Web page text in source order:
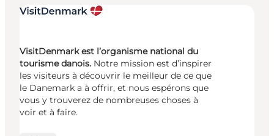
VisitDenmark est l’organisme national du
tourisme danois. Notre mission est d’inspirer
les visiteurs à découvrir le meilleur de ce que
le Danemark a à offrir, et nous espérons que
vous y trouverez de nombreuses choses à
voir et à faire.